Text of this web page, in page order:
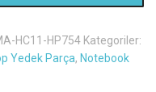
HC11-HP754 Kategoriler:
Yedek Parça, Notebook